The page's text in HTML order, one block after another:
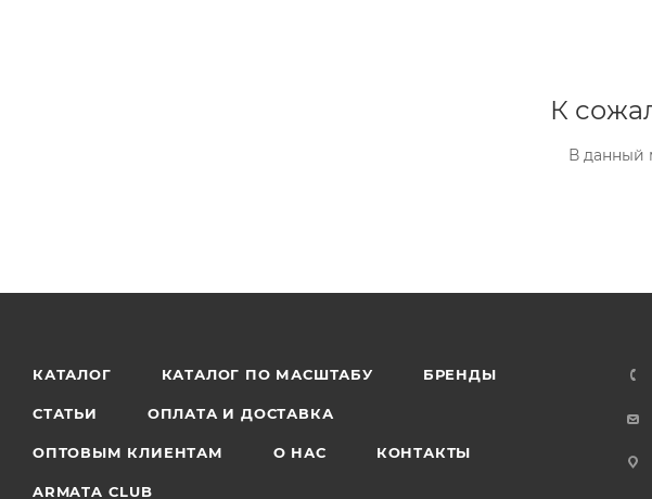
К
В данный
КАТАЛОГ КАТАЛОГ ПО МАСШТАБУ БРЕНДЫ
СТАТЬИ ОПЛАТА И ДОСТАВКА
ОПТОВЫМ КЛИЕНТАМ О НАС КОНТАКТЫ
ARMATA CLUB